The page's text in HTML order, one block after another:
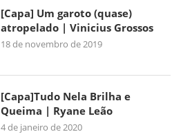
[Capa] Um garoto (quase)
atropelado | Vinicius Grossos
18 de novembro de 2019
[Capa]Tudo Nela Brilha e
Queima | Ryane Leão
4 de janeiro de 2020